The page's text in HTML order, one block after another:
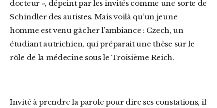
docteur », dépeint par les invités comme une sorte de
Schindler des autistes. Mais voilà qu’un jeune
homme est venu gâcher l’ambiance : Czech, un
étudiant autrichien, qui préparait une thèse sur le
rôle de la médecine sous le Troisième Reich.
Invité à prendre la parole pour dire ses constations, il